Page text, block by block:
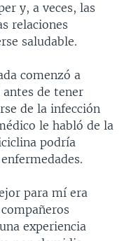
y, a veces, las
relaciones
saludable.
comenzó a
de tener
de la infección
le habló de la
podría
para mí era
experiencia